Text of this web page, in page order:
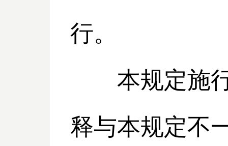
行。
本规定施行
释与本规定不